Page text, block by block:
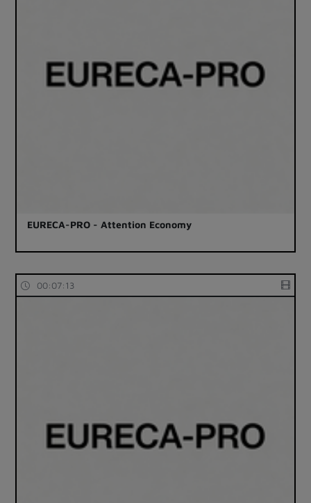
EURECA-PRO - Attention Economy
00:07:13